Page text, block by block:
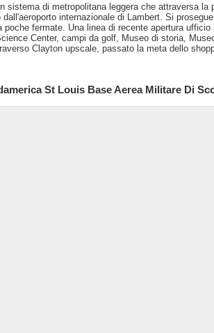
sistema di metropolitana leggera che attraversa la
internazionale di Lambert. Si
poche fermate. Una linea di recente apertura
Center, campi da golf, Museo di storia,
Clayton upscale, passato la meta dello
St Louis Base Aerea Militare Di